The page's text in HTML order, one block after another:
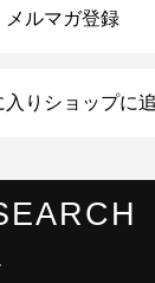
メルマガ登録
入りショップに